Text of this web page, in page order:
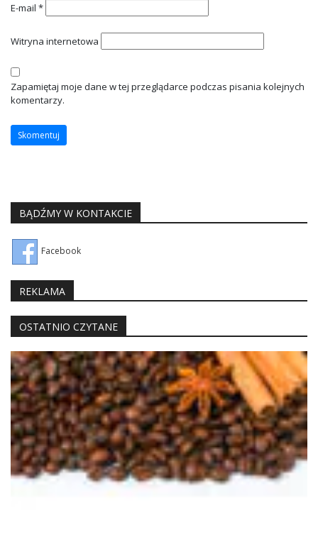
E-mail *
Witryna internetowa
Zapamiętaj moje dane w tej przeglądarce podczas pisania kolejnych
komentarzy.
BĄDŹMY W KONTAKCIE
Facebook
REKLAMA
OSTATNIO CZYTANE